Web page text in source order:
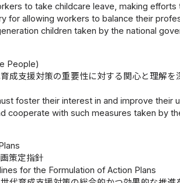
to take childcare leave, making
for allowing workers to balance their
children taken by the national
People)
成支援対策の重要性に対する関心と理解
foster their interest in and improve
cooperate with such measures taken by
策定指針
for the Formulation of Action Plans